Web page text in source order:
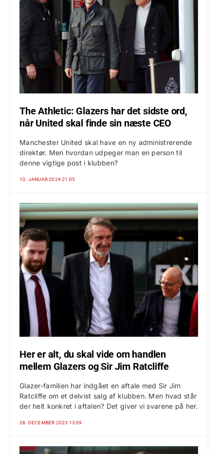
The Athletic: Glazers har det sidste ord,
når United skal finde sin næste CEO
Manchester United skal have en ny administrerende
direktør. Men hvordan udpeger man en person til
denne vigtige post i klubben?
10. JANUAR 2024 21:05
Her er alt, du skal vide om handlen
mellem Glazers og Sir Jim Ratcliffe
Glazer-familien har indgået en aftale med Sir Jim
Ratcliffe om et delvist salg af klubben. Men hvad står
der helt konkret i aftalen? Det giver vi svarene på her.
28. DECEMBER 2023 13:09